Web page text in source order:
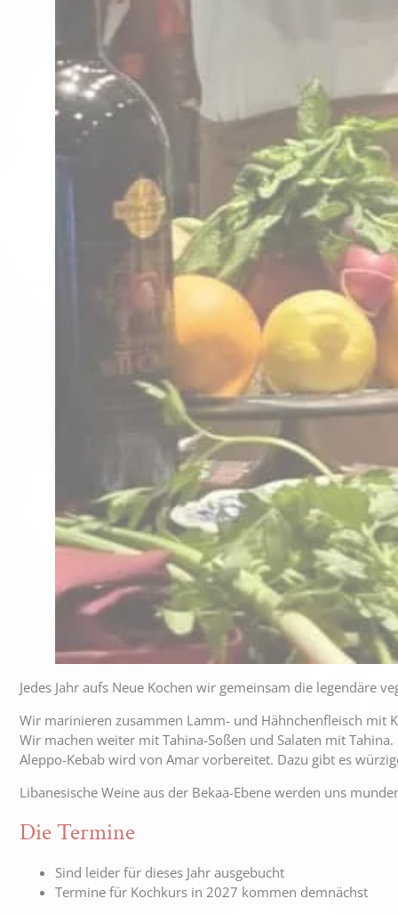
Jedes Jahr aufs Neue Kochen wir gemeinsam die legendäre
Wir marinieren zusammen Lamm- und Hähnchenfleisch mit
Wir machen weiter mit Tahina-Soßen und Salaten mit Tahina.
Aleppo-Kebab wird von Amar vorbereitet. Dazu gibt es
Libanesische Weine aus der Bekaa-Ebene werden uns
Die Termine
Sind leider für dieses Jahr ausgebucht
Termine für Kochkurs in 2027 kommen demnächst